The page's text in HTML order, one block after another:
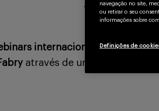
Abr/2025
internacional, que traz
através de uma abordagem
navegação no site,
ou retirar o seu
informações sobre
Definições de